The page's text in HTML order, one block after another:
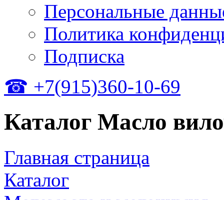
Персональные
Политика
Подписка
☎ +7(915)360-10-69
Каталог Масло
Главная страница
Каталог